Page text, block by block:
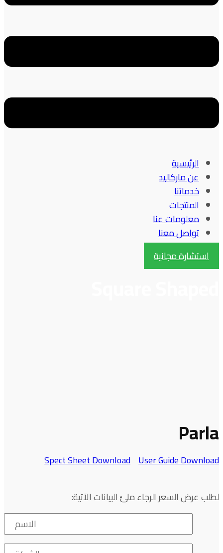
الرئيسية
عن ماركاليد
خدماتنا
المنتجات
معلومات عنا
تواصل معنا
استشارة مجانية
Parla
Spect Sheet Download User Guide Download
لطلب عرض السعر الرجاء ملئ البيانات الآتية: